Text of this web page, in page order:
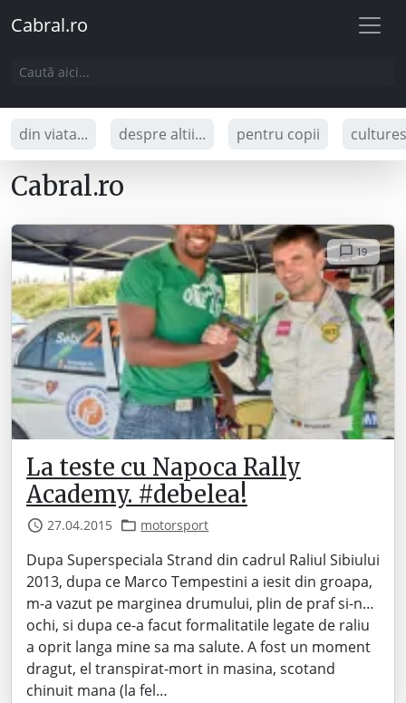
Cabral.ro
din viata... despre altii... pentru copii
Cabral.ro
19
La teste cu Napoca Rally
Academy. #debelea!
27.04.2015 motorsport
Dupa Superspeciala Strand din cadrul Raliul Sibiului
2013, dupa ce Marco Tempestini a iesit din groapa,
m-a vazut pe marginea drumului, plin de praf si-n…
ochi, si dupa ce-a facut formalitatile legate de raliu
a oprit langa mine sa ma salute. A fost un moment
dragut, el transpirat-mort in masina, scotand
chinuit mana (la fel…